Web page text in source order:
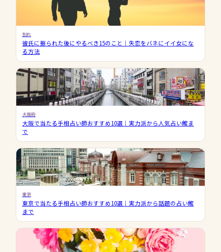
別れ
彼氏に振られた後にやるべき15のこと｜失恋をバネにイイ女にな
る方法
大阪府
大阪で当たる手相占い師おすすめ10選｜実力派から人気占い館ま
で
東京
東京で当たる手相占い師おすすめ10選｜実力派から話題の占い館
まで